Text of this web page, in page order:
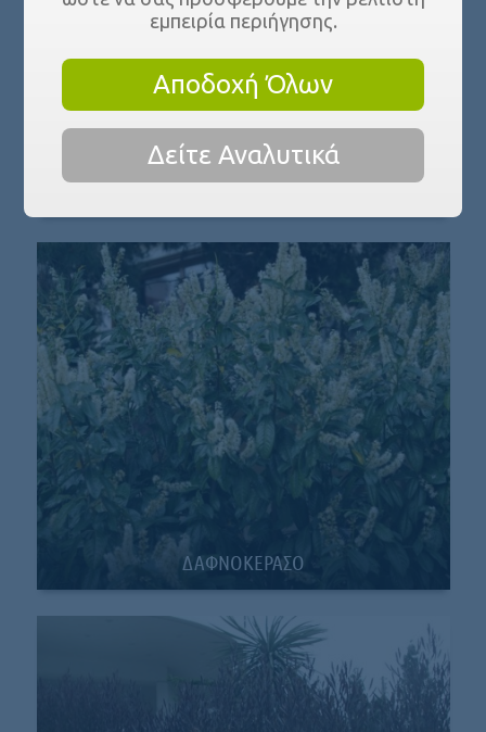
ΔΑΦΝΗ ΑΠΟΛΛΩΝΑ
ΔΑΦΝΟΚΕΡΑΣΟ
εμπειρία περιήγησης.
Αποδοχή Όλων
Δείτε Αναλυτικά